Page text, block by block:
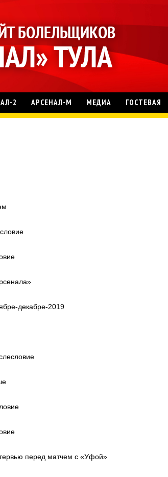
2 АРСЕНАЛ-М МЕДИА ГОСТЕВАЯ
декабре-2019
перед матчем с «Уфой»